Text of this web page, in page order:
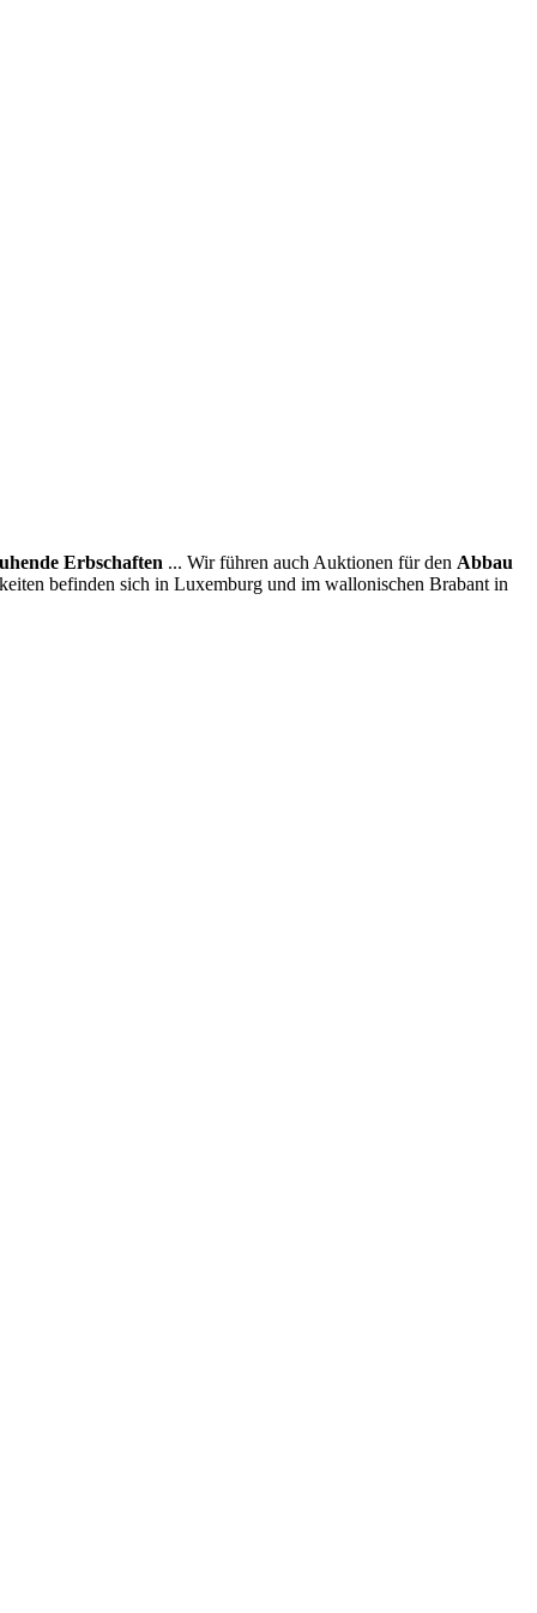
Erbschaften ... Wir führen auch Auktionen für den Abbau
befinden sich in Luxemburg und im wallonischen Brabant in